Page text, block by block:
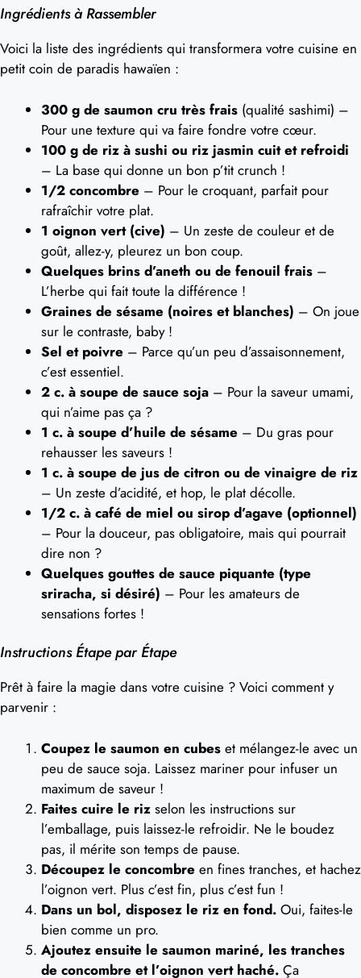
Ingrédients à Rassembler
Voici la liste des ingrédients qui transformera votre cuisine en
petit coin de paradis hawaïen :
300 g de saumon cru très frais (qualité sashimi) –
Pour une texture qui va faire fondre votre cœur.
100 g de riz à sushi ou riz jasmin cuit et refroidi
– La base qui donne un bon p’tit crunch !
1/2 concombre – Pour le croquant, parfait pour
rafraîchir votre plat.
1 oignon vert (cive) – Un zeste de couleur et de
goût, allez-y, pleurez un bon coup.
Quelques brins d’aneth ou de fenouil frais –
L’herbe qui fait toute la différence !
Graines de sésame (noires et blanches) – On joue
sur le contraste, baby !
Sel et poivre – Parce qu’un peu d’assaisonnement,
c’est essentiel.
2 c. à soupe de sauce soja – Pour la saveur umami,
qui n’aime pas ça ?
1 c. à soupe d’huile de sésame – Du gras pour
rehausser les saveurs !
1 c. à soupe de jus de citron ou de vinaigre de riz
– Un zeste d’acidité, et hop, le plat décolle.
1/2 c. à café de miel ou sirop d’agave (optionnel)
– Pour la douceur, pas obligatoire, mais qui pourrait
dire non ?
Quelques gouttes de sauce piquante (type
sriracha, si désiré) – Pour les amateurs de
sensations fortes !
Instructions Étape par Étape
Prêt à faire la magie dans votre cuisine ? Voici comment y
parvenir :
Coupez le saumon en cubes et mélangez-le avec un
peu de sauce soja. Laissez mariner pour infuser un
maximum de saveur !
Faites cuire le riz selon les instructions sur
l’emballage, puis laissez-le refroidir. Ne le boudez
pas, il mérite son temps de pause.
Découpez le concombre en fines tranches, et hachez
l’oignon vert. Plus c’est fin, plus c’est fun !
Dans un bol, disposez le riz en fond. Oui, faites-le
bien comme un pro.
Ajoutez ensuite le saumon mariné, les tranches
de concombre et l’oignon vert haché. Ça